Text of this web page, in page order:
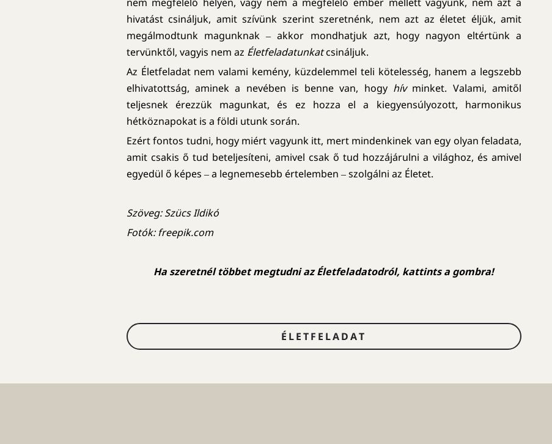
hivatást csináljuk, amit szívünk szerint szeretnénk, nem azt az életet éljük, amit
megálmodtunk magunknak ‒ akkor mondhatjuk azt, hogy nagyon eltértünk a
tervünktől, vagyis nem az Életfeladatunkatcsináljuk.
Az Életfeladat nem valami kemény, küzdelemmel teli kötelesség, hanem a legszebb
elhivatottság, aminek a nevében is benne van, hogy hív minket. Valami, amitől
teljesnek érezzük magunkat, és ez hozza el a kiegyensúlyozott, harmonikus
hétköznapokat is a földi utunk során.
Ezért fontos tudni, hogy miért vagyunk itt, mert mindenkinek van egy olyan feladata,
amit csakis ő tud beteljesíteni, amivel csak ő tud hozzájárulni a világhoz, és amivel
egyedül ő képes ‒ a legnemesebb értelemben ‒ szolgálni az Életet.
Szöveg: Szücs Ildikó
Fotók: freepik.com
Ha szeretnél többet megtudni az Életfeladatodról, kattints a gombra!
ÉLETFELADAT